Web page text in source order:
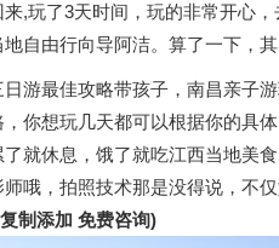
,玩了3天时间，玩的非常开心
自由行向导阿洁。算了一下，
游最佳攻略带孩子，南昌亲子
你想玩几天都可以根据你的具
就休息，饿了就吃江西当地美
哦，拍照技术那是没得说，不
制添加 免费咨询)